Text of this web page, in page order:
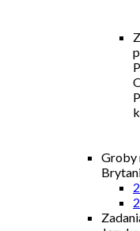
Groby